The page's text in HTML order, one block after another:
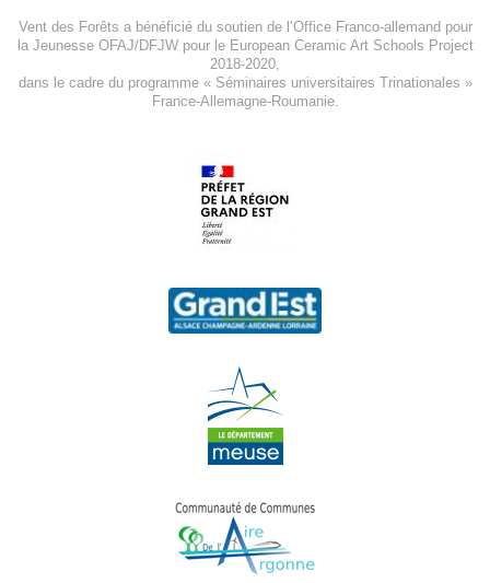
Vent des Forêts a bénéficié du soutien de l’Office Franco-allemand pour
la Jeunesse OFAJ/DFJWpour leEuropean Ceramic Art Schools Project
2018-2020,
dans le cadre du programme « Séminaires universitaires Trinationales »
France-Allemagne-Roumanie.